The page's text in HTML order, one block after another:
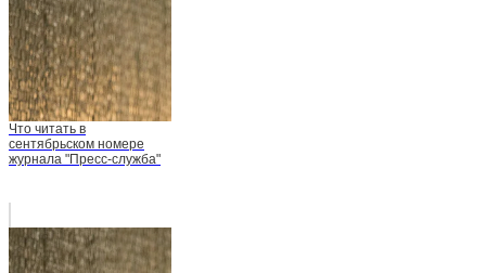
Что читать в
сентябрьском номере
журнала "Пресс-служба"